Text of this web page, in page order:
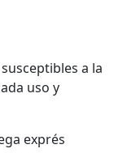
a la
uso y
exprés